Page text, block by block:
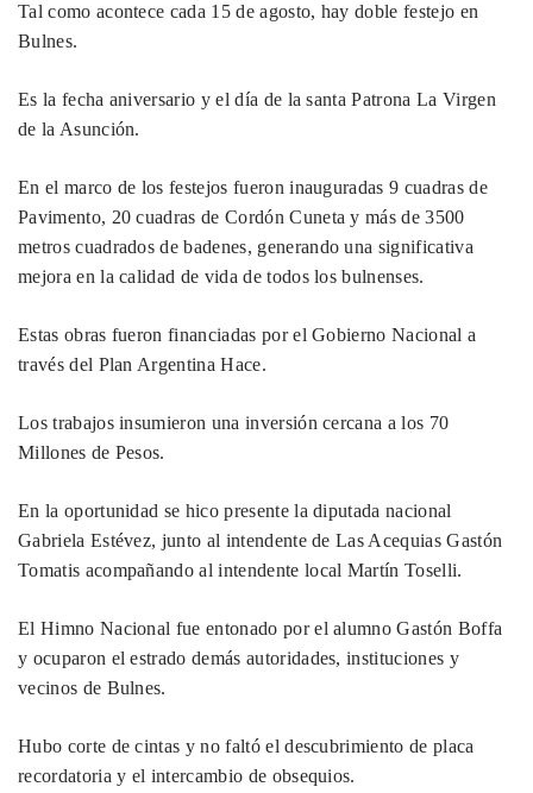
Tal como acontece cada 15 de agosto, hay doble festejo en
Bulnes.
Es la fecha aniversario y el día de la santa Patrona La Virgen
de la Asunción.
En el marco de los festejos fueron inauguradas 9 cuadras de
Pavimento, 20 cuadras de Cordón Cuneta y más de 3500
metros cuadrados de badenes, generando una significativa
mejora en la calidad de vida de todos los bulnenses.
Estas obras fueron financiadas por el Gobierno Nacional a
través del Plan Argentina Hace.
Los trabajos insumieron una inversión cercana a los 70
Millones de Pesos.
En la oportunidad se hico presente la diputada nacional
Gabriela Estévez, junto al intendente de Las Acequias Gastón
Tomatis acompañando al intendente local Martín Toselli.
El Himno Nacional fue entonado por el alumno Gastón Boffa
y ocuparon el estrado demás autoridades, instituciones y
vecinos de Bulnes.
Hubo corte de cintas y no faltó el descubrimiento de placa
recordatoria y el intercambio de obsequios.